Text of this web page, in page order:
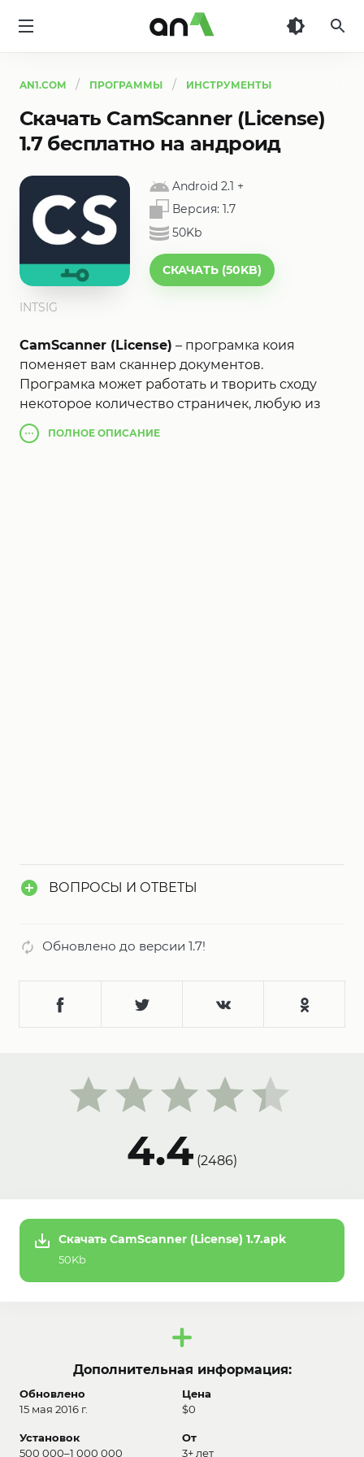
AN1.COM ПРОГРАММЫ ИНСТРУМЕНТЫ
Скачать CamScanner (License)
1.7 бесплатно на андроид
Android 2.1 +
Версия: 1.7
50Kb
СКАЧАТЬ (50KB)
INTSIG
CamScanner (License) – програмка коия
поменяет вам сканнер документов.
Програмка может работать и творить сходу
некоторое количество страничек, любую из
котороых разрешено прибавить чрез
микрообъектив камеры или избрать в
ПОЛНОЕ ОПИСАНИЕ
ВОПРОСЫ И ОТВЕТЫ
Обновлено до версии 1.7!
4.4 (2486)
Скачать CamScanner (License) 1.7.apk
50Kb
Дополнительная информация:
Обновлено
15 мая 2016 г.
Цена
$0
Установок
500 000–1 000 000
От
3+ лет